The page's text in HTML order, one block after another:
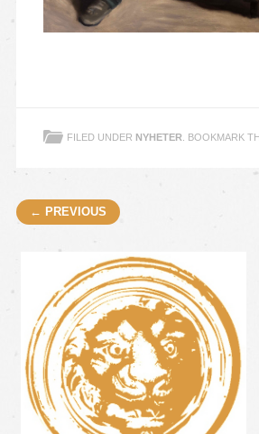
FILED UNDER NYHETER. BOOKMARK
Post navigation
← PREVIOUS